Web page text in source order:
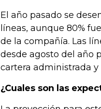
El año pasado se
líneas, aunque 80%
de la compañía. Las
desde agosto del año
cartera administrada
¿Cuales son las